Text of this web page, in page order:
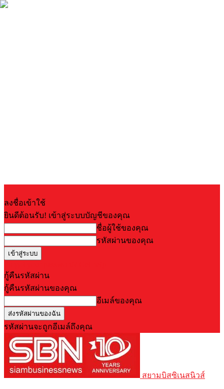
ลงชื่อเข้าใช้
ยินดีต้อนรับ! เข้าสู่ระบบบัญชีของคุณ
ชื่อผู้ใช้ของคุณ
รหัสผ่านของคุณ
กู้คืนรหัสผ่าน
กู้คืนรหัสผ่านของคุณ
อีเมล์ของคุณ
รหัสผ่านจะถูกอีเมล์ถึงคุณ
สยามบิสซิเนสนิวส์